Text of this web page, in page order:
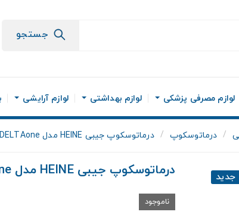
جستجو
لوازم مصرفی پزشکی لوازم بهداشتی لوازم آرایشی
درماتوسکوپ درماتوسکوپ جیبی HEINE مدل DELTAone
جدید درماتوسکوپ جیبی HEINE مدل DELTAone
ناموجود